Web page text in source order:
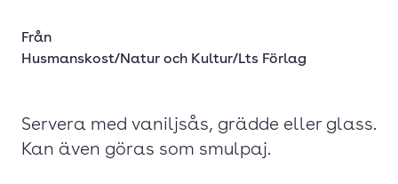
Från
Husmanskost/Natur och Kultur/Lts Förlag
Servera med vaniljsås, grädde eller glass.
Kan även göras som smulpaj.